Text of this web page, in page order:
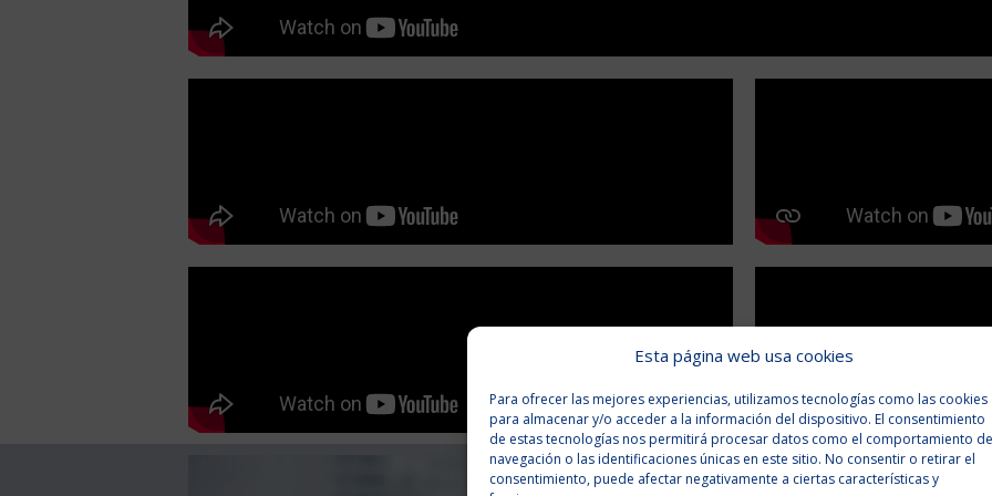
Esta página web usa cookies
Para ofrecer las mejores experiencias, utilizamos tecnologías como las cookies
para almacenar y/o acceder a la información del dispositivo. El consentimiento
de estas tecnologías nos permitirá procesar datos como el comportamiento de
navegación o las identificaciones únicas en este sitio. No consentir o retirar el
consentimiento, puede afectar negativamente a ciertas características y